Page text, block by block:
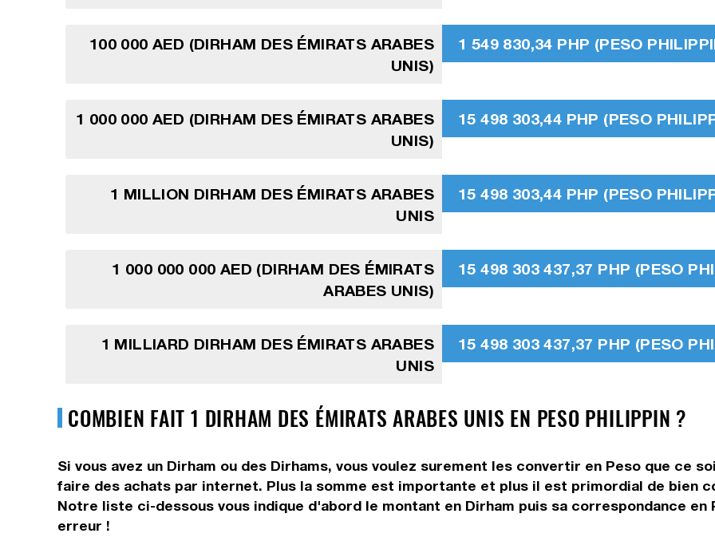
100 000 AED (DIRHAM DES ÉMIRATS ARABES
UNIS)
1 549 830,34 PHP (PESO
1 000 000 AED (DIRHAM DES ÉMIRATS ARABES
UNIS)
15 498 303,44 PHP (PESO
1 MILLION DIRHAM DES ÉMIRATS ARABES
UNIS
15 498 303,44 PHP (PESO
1 000 000 000 AED (DIRHAM DES ÉMIRATS
ARABES UNIS)
15 498 303 437,37 PHP (PESO
1 MILLIARD DIRHAM DES ÉMIRATS ARABES
UNIS
15 498 303 437,37 PHP (PESO
COMBIEN FAIT 1 DIRHAM DES ÉMIRATS ARABES UNIS EN PESO PHILIPPIN ?
Si vous avez un Dirham ou des Dirhams, vous voulez surement les convertir en Peso que ce
faire des achats par internet. Plus la somme est importante et plus il est primordial de bien
Notre liste ci-dessous vous indique d'abord le montant en Dirham puis sa correspondance en
erreur !